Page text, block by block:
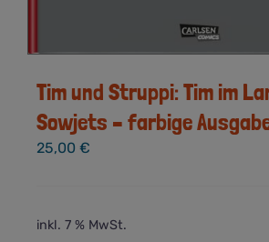
Tim und Struppi: Tim im
Sowjets – farbige
25,00 €
inkl. 7 % MwSt.